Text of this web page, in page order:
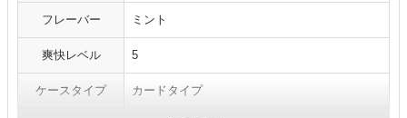
フレーバー ミント
爽快レベル 5
ケースタイプ カードタイプ